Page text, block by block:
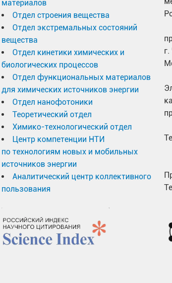
материалов
Отдел строения вещества
Отдел экстремальных состояний
вещества
Отдел кинетики химических и
биологических процессов
Отдел функциональных материалов
для химических источников энергии
Отдел нанофотоники
Теоретический отдел
Химико-технологический отдел
Центр компетенции НТИ
по технологиям новых и мобильных
источников энергии
Аналитический центр коллективного
пользования